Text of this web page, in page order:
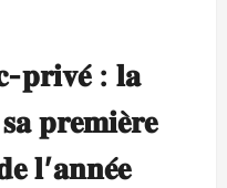
𝐩𝐫𝐢𝐯𝐞́ : 𝐥𝐚
𝐩𝐫𝐞𝐦𝐢𝐞̀𝐫𝐞
𝐥’𝐚𝐧𝐧𝐞́𝐞